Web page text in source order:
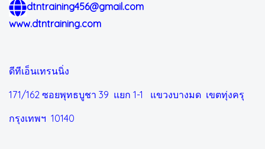
dtntraining456@gmail.com
www.dtntraining.com
ดีทีเอ็นเทรนนิ่ง
171/162 ซอยพุทธบูชา 39 แยก 1-1 แขวงบางมด เขตทุ่งครุ
กรุงเทพฯ 10140